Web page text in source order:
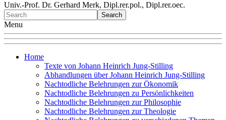
Univ.-Prof. Dr. Gerhard Merk, Dipl.rer.pol., Dipl.rer.oec.
Menu
Home
Texte von Johann Heinrich Jung-Stilling
Abhandlungen über Johann Heinrich Jung-Stilling
Nachtodliche Belehrungen zur Ökonomik
Nachtodliche Belehrungen zu Persönlichkeiten
Nachtodliche Belehrungen zur Philosophie
Nachtodliche Belehrungen zur Theologie